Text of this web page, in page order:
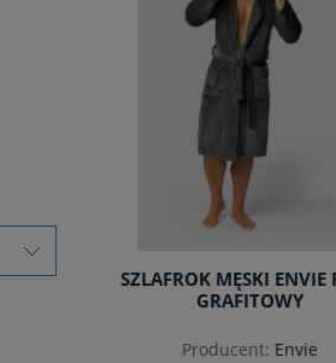
SZLAFROK MĘSKI ENVIE
GRAFITOWY
Producent: Envie